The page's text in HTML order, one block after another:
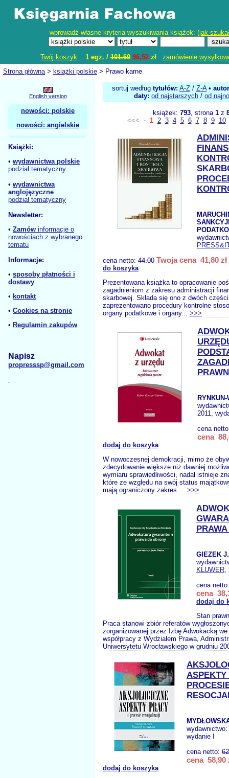
wprowadź własne kryteria wyszukiwania książek: (jak
Twój koszyk: 1 egz. / 101.60 96,52 zł
zamówienie
Strona główna> książki polskie > Prawo karne
English version
nowości: polskie
nowości: angielskie
Książki:
• wydawnictwa polskie
podział tematyczny
• wydawnictwa
anglojęzyczne
podział tematyczny
Newsletter:
• Zamów informacje o
nowościach z wybranego
tematu
Informacje:
• sposoby płatności i
dostawy
• kontakt
• Cookies na stronie
• Regulamin zakupów
Napisz
propresssp@gmail.com
sortuj według tytułów: A-Z / Z-A•
daty: od najstarszych / od
książek: 793, strona 1z
<<< - 1 2 3 4 5 6 7 8 9 10
cena netto: 44.00 Twoja cena 41,80 zł
do koszyka
Prezentowana książka to opracowanie
zagadnieniom z zakresu administracji
skarbowej. Składa się ono z dwóch
zaprezentowano procedury kontrolne
organy podatkowe i organy... >>>
2011,
cena
cena
dodaj do koszyka
W nowoczesnej demokracji, mimo że
zdecydowanie większe niż dawniej
wymiaru sprawiedliwości, nadal istnieje
które ze względu na swój status
mają ograniczony zakres ... >>>
GIEZEK
KLUWER,
cena
cena
dodaj do
Stan
Praca stanowi zbiór referatów
zorganizowanej przez Izbę Adwokacką we
współpracy z Wydziałem Prawa,
Uniwersytetu Wrocławskiego w grudniu
ASPEKTY
wydawnictwo:
wydanie I
cena netto:
cena 58,90
dodaj do koszyka